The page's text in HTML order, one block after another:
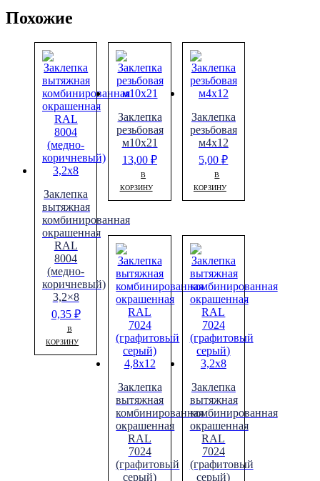
Похожие
Заклепка
вытяжная
комбинированная
окрашенная
RAL
8004
(медно-
коричневый)
3,2×8
0,35 ₽
В
КОРЗИНУ
Заклепка
резьбовая
м10х21
13,00₽
В
КОРЗИНУ
Заклепка
резьбовая
м4х12
5,00₽
В
КОРЗИНУ
Заклепка
вытяжная
комбинированная
окрашенная
RAL
7024
(графитовый
серый)
Заклепка
вытяжная
комбинированная
окрашенная
RAL
7024
(графитовый
серый)